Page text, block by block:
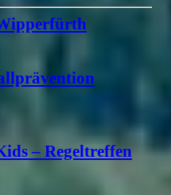
– Regeltreffen